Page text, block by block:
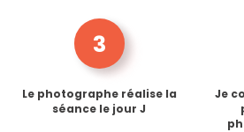
3
Le photographe réalise la
séance le jour J
Je